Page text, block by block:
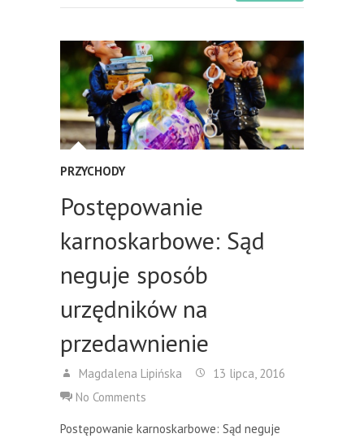
PRZYCHODY
Postępowanie
karnoskarbowe: Sąd
neguje sposób
urzędników na
przedawnienie
Magdalena Lipińska
13 lipca, 2016
No Comments
Postępowanie karnoskarbowe: Sąd neguje